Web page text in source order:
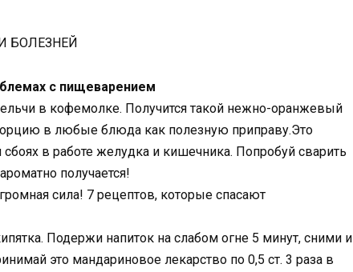
БОЛЕЗНЕЙ
с пищеварением
в кофемолке. Получится такой нежно-оранжевый
в любые блюда как полезную приправу.Это
в работе желудка и кишечника. Попробуй сварить
получается!
Подержи напиток на слабом огне 5 минут, сними и
это мандариновое лекарство по 0,5 ст. 3 раза в